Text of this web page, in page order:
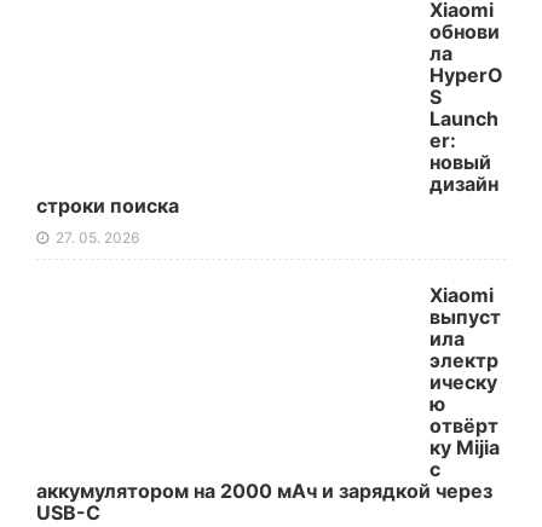
Xiaomi
обнови
ла
HyperO
S
Launch
er:
новый
дизайн
строки поиска
27. 05. 2026
Xiaomi
выпуст
ила
электр
ическу
ю
отвёрт
ку Mijia
с
аккумулятором на 2000 мАч и зарядкой через
USB-C